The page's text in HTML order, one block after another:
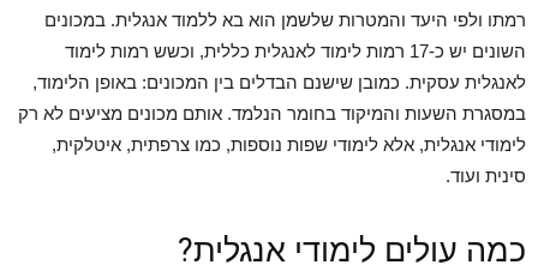
רמתו ולפי היעד והמטרות שלשמן הוא בא ללמוד אנגלית. במכונים
השונים יש כ-17 רמות לימוד לאנגלית כללית, וכשש רמות לימוד
לאנגלית עסקית. כמובן שישנם הבדלים בין המכונים: באופן הלימוד,
במסגרת השעות והמיקוד בחומר הנלמד. אותם מכונים מציעים לא רק
לימודי אנגלית, אלא לימודי שפות נוספות, כמו צרפתית, איטלקית,
סינית ועוד.
כמה עולים לימודי אנגלית?